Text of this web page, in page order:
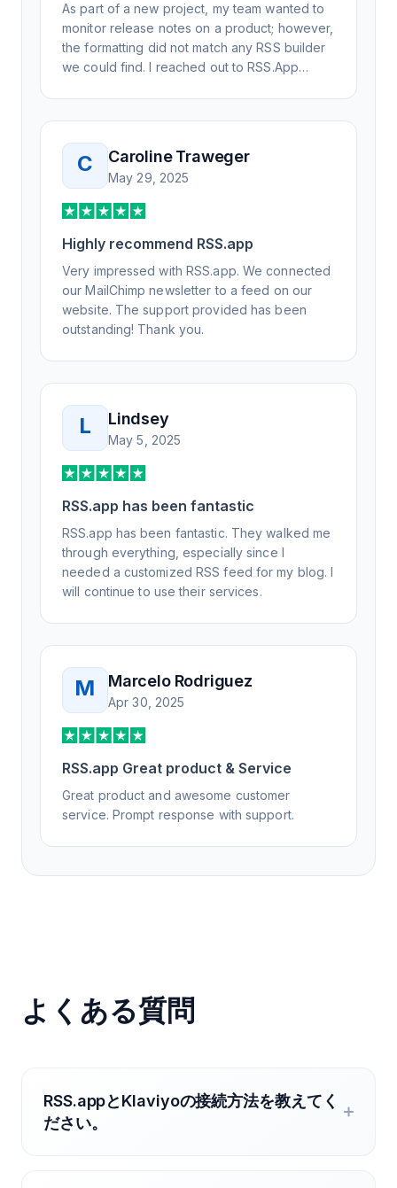
As part of a new project, my team wanted to
monitor release notes on a product; however,
the formatting did not match any RSS builder
we could find. I reached out to RSS.App
day, but I spoke to someone who was
knowledgeable, kind, and clearly wanted to
understand the issue. It has been a few
weeks, but after many revisions and direct
support, all of my release notes are in a way
that my users understand and find value in.
Honestly, it has been an exceptional
know to RSS.app for their RSS needs.
C Caroline Traweger
May 29, 2025
Highly recommend RSS.app
Very impressed with RSS.app. We connected
our MailChimp newsletter to a feed on our
website. The support provided has been
outstanding! Thank you.
L Lindsey
May 5, 2025
RSS.app has been fantastic
RSS.app has been fantastic. They walked me
through everything, especially since I
needed a customized RSS feed for my blog. I
will continue to use their services.
M Marcelo Rodriguez
Apr 30, 2025
RSS.app Great product & Service
Great product and awesome customer
service. Prompt response with support.
よくある質問
RSS.appとKlaviyoの接続方法を教えてく
ださい。